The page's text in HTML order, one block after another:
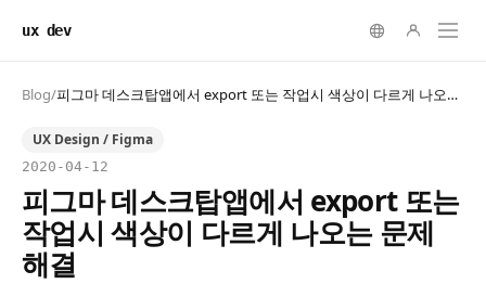
ux dev
Blog/ 피그마 데스크탑앱에서 export 또는 작업시 색상이 다르게 나오는 문제 해결
UX Design / Figma
2020-04-12
피그마 데스크탑앱에서 export 또는
작업시 색상이 다르게 나오는 문제
해결